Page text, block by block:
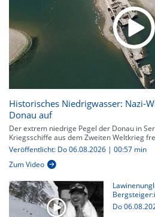
Historisches Niedrigwasser: Nazi-
Donau auf
Der extrem niedrige Pegel der Donau in
Kriegsschiffe aus dem Zweiten Weltkrieg
Veröffentlicht: Do 06.08.2026 | 00:57 min
Zum Video
Do